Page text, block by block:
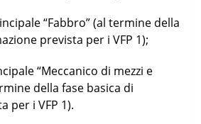
“Fabbro” (al termine della
prevista per i VFP 1);
“Meccanico di mezzi e
della fase basica di
per i VFP 1).